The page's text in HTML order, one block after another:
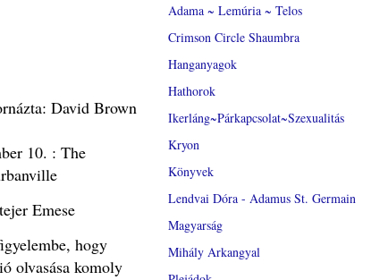
David Brown
10. : The
Emese
hogy
olvasása komoly
Adama ~ Lemúria ~ Telos
Crimson Circle Shaumbra
Hanganyagok
Hathorok
Ikerláng~Párkapcsolat~Szexualitás
Kryon
Könyvek
Lendvai Dóra - Adamus St. Germain
Magyarság
Mihály Arkangyal